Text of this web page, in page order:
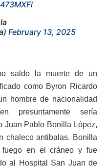
February 13, 2025
saldo la muerte de un
como Byron Ricardo
hombre de nacionalidad
presuntamente sería
Juan Pablo Bonilla López,
chaleco antibalas. Bonilla
en el cráneo y fue
al Hospital San Juan de